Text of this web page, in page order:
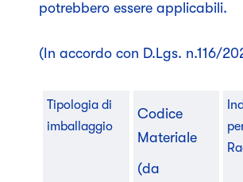
potrebbero essere applicabili.
(In accordo con D.Lgs. n.116/
Tipologia di
imballaggio
Codice
Materiale
(da